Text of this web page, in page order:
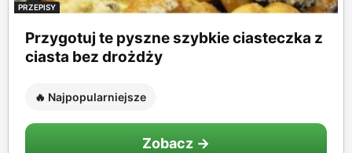
PRZEPISY
Przygotuj te pyszne szybkie ciasteczka z
ciasta bez drożdży
🔥 Najpopularniejsze
Zobacz →